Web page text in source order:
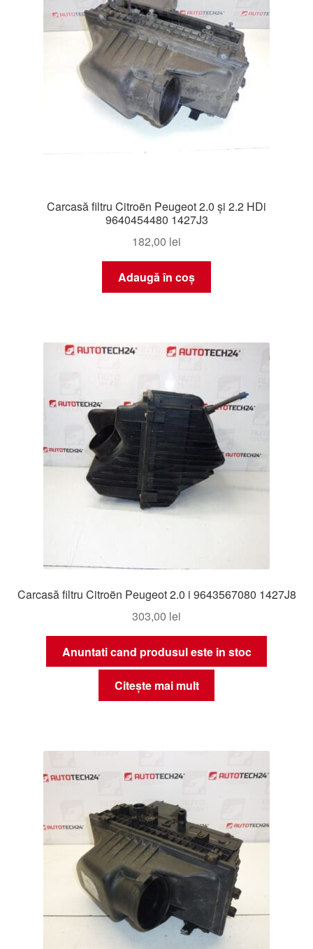
Carcasă filtru Citroën Peugeot 2.0 și 2.2 HDi
9640454480 1427J3
182,00 lei
Adaugă în coș
Carcasă filtru Citroën Peugeot 2.0 i 9643567080 1427J8
303,00 lei
Anuntati cand produsul este in stoc
Citește mai mult